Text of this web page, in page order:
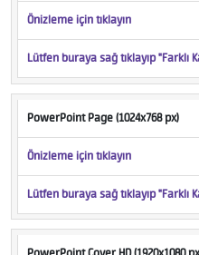
Önizleme için tıklayın
Lütfen buraya sağ tıklayıp "Farklı
PowerPoint Page (1024x768 px)
Önizleme için tıklayın
Lütfen buraya sağ tıklayıp "Farklı